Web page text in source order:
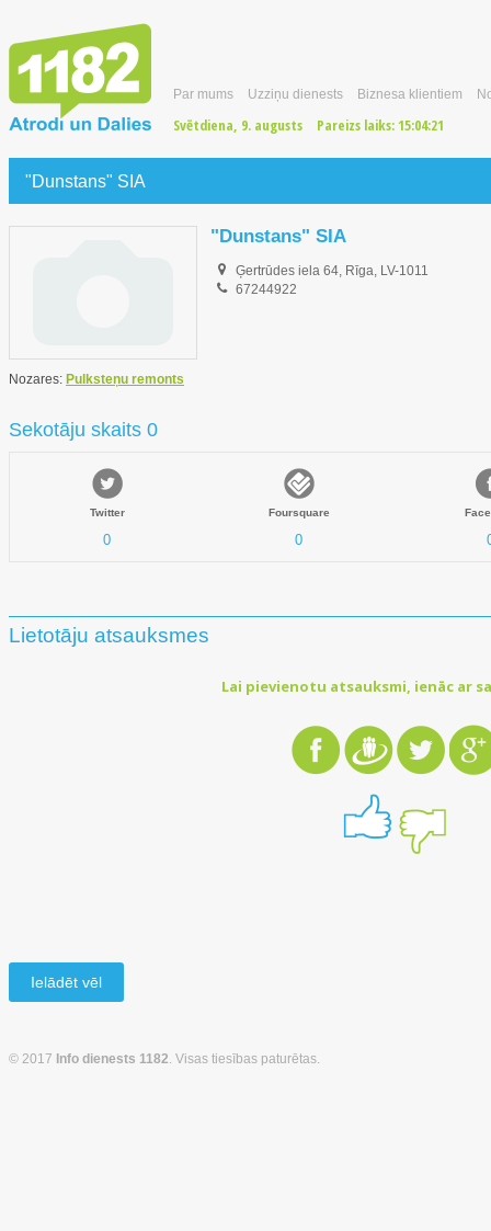
Par mums Uzziņu dienests Biznesa klientiem
Svētdiena, 9. augusts Pareizs laiks: 15:04:22
"Dunstans" SIA
"Dunstans" SIA
Ģertrūdes iela 64, Rīga, LV-1011
67244922
Nozares: Pulksteņu remonts
Sekotāju skaits 0
Twitter
0
Foursquare
0
Lietotāju atsauksmes
Lai pievienotu atsauksmi, ienāc ar
Ielādēt vēl
© 2017 Info dienests 1182. Visas tiesības paturētas.